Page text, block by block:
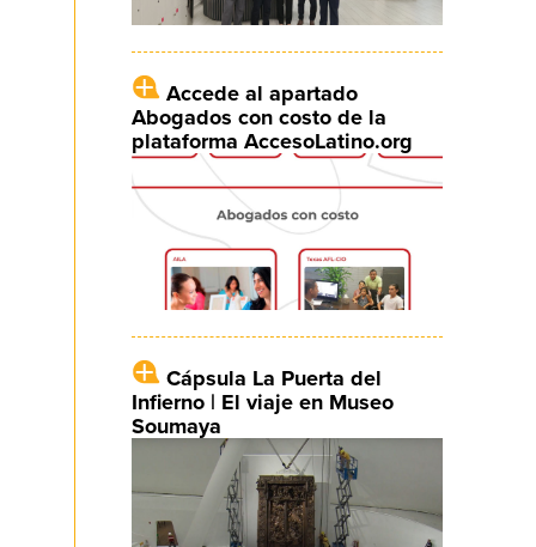
Accede al apartado
Abogados con costo de la
plataforma AccesoLatino.org
Cápsula La Puerta del
Infierno | El viaje en Museo
Soumaya